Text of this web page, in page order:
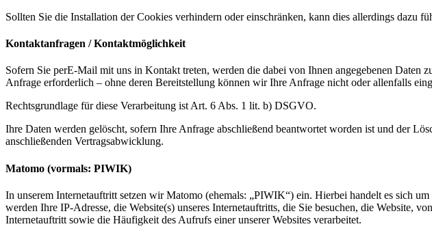
Sollten Sie die Installation der Cookies verhindern oder einschränken, kann dies allerdings dazu
Kontaktanfragen / Kontaktmöglichkeit
Sofern Sie perE-Mail mit uns in Kontakt treten, werden die dabei von Ihnen angegebenen
Anfrage erforderlich – ohne deren Bereitstellung können wir Ihre Anfrage nicht oder allenfalls
Rechtsgrundlage für diese Verarbeitung ist Art. 6 Abs. 1 lit. b) DSGVO.
Ihre Daten werden gelöscht, sofern Ihre Anfrage abschließend beantwortet worden ist und der
anschließenden Vertragsabwicklung.
Matomo (vormals: PIWIK)
In unserem Internetauftritt setzen wir Matomo (ehemals: „PIWIK“) ein. Hierbei handelt es sich
werden Ihre IP-Adresse, die Website(s) unseres Internetauftritts, die Sie besuchen, die Website,
Internetauftritt sowie die Häufigkeit des Aufrufs einer unserer Websites verarbeitet.